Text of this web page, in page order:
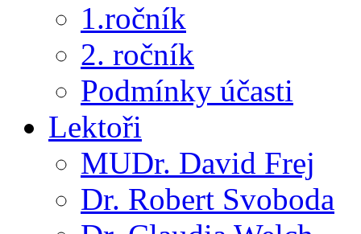
1.ročník
2. ročník
Podmínky účasti
Lektoři
MUDr. David Frej
Dr. Robert Svoboda